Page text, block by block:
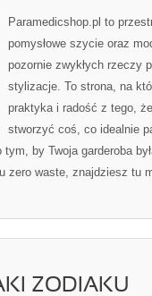
Paramedicshop.pl to
pomysłowe szycie oraz
pozornie zwykłych rzeczy
stylizacje. To strona, na
praktyka i radość z tego,
stworzyć coś, co idealnie
by Twoja garderoba
zero waste, znajdziesz tu
ZODIAKU